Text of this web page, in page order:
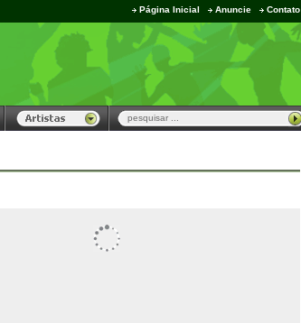
Página Inicial Anuncie Contato